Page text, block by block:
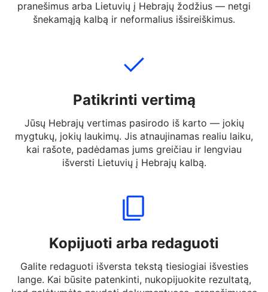
Įrašykite, įklijuokite arba įkelkite Lietuvių tekstą, kurį
norite išversti. Galite įvesti pilnus sakinius, trumpus
Patikrinti vertimą
Jūsų Hebrajų vertimas pasirodo iš karto — jokių
mygtukų, jokių laukimų. Jis atnaujinamas realiu laiku,
išversti Lietuvių į Hebrajų kalbą.
Kopijuoti arba redaguoti